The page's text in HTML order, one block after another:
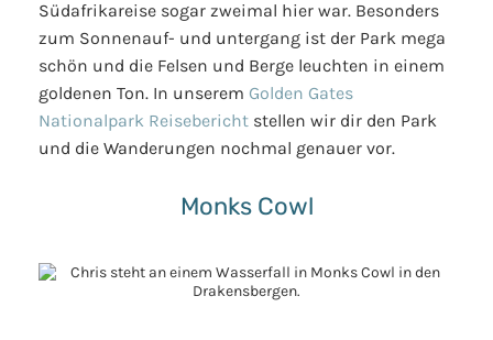
Südafrikareise sogar zweimal hier war. Besonders
zum Sonnenauf- und untergang ist der Park mega
schön und die Felsen und Berge leuchten in einem
goldenen Ton. In unserem Golden Gates
Nationalpark Reisebericht stellen wir dir den Park
und die Wanderungen nochmal genauer vor.
Monks Cowl